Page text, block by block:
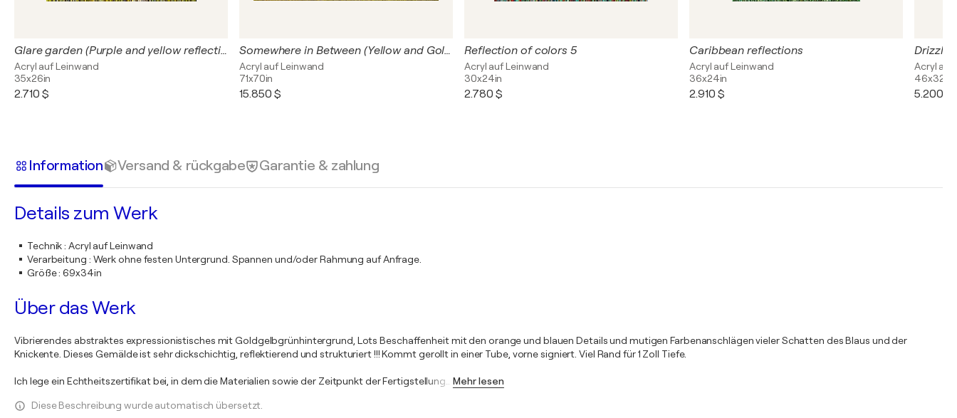
Glare garden (Purple and yellow reflections)
Acryl auf Leinwand
35x26in
2.710 $
Somewhere in Between (Yellow and Gold)
Acryl auf Leinwand
71x70in
15.850 $
Reflection of colors 5
Acryl auf Leinwand
30x24in
2.780 $
Caribbean reflections
Acryl auf Leinwand
36x24in
2.910 $
Acryl auf
46x32in
5.200 $
Information Versand & rückgabe Garantie & zahlung
Details zum Werk
Technik:Acryl auf Leinwand
Verarbeitung : Werk ohne festen Untergrund. Spannen und/oder Rahmung auf Anfrage.
Größe:69x34in
Über das Werk
Vibrierendes abstraktes expressionistisches mit Goldgelbgrünhintergrund, Lots Beschaffenheit mit den orange und blauen Details und mutigen Farbenanschlägen vieler Schatten des Blaus und der
Knickente. Dieses Gemälde ist sehr dickschichtig, reflektierend und strukturiert !!! Kommt gerollt in einer Tube, vorne signiert. Viel Rand für 1 Zoll Tiefe.
Ich lege ein Echtheitszertifikat bei, in dem die Materialien sowie der Zeitpunkt der Fertigstellung Mehr lesen
Diese Beschreibung wurde automatisch übersetzt.